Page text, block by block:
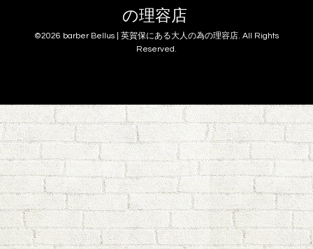
の理容店
©2026 barber Bellus | 英賀保にある大人の為の理容店. All Rights
Reserved.